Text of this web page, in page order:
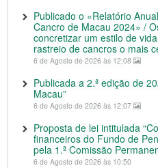
Publicado o «Relatório
Cancro de Macau 2024» /
concretizar um estilo de
rastreio de cancros o mais
6 de Agosto de 2026 às 12:08
Publicada a 2.ª edição de
Macau”
6 de Agosto de 2026 às 12:07
Proposta de lei intitulada
financeiros do Fundo de
pela 1.ª Comissão
6 de Agosto de 2026 às 10:50